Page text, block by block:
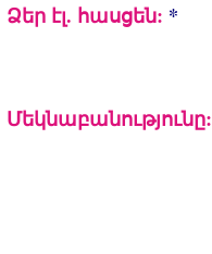
Ձեր էլ. հասցեն: *
Մեկնաբանությունը: